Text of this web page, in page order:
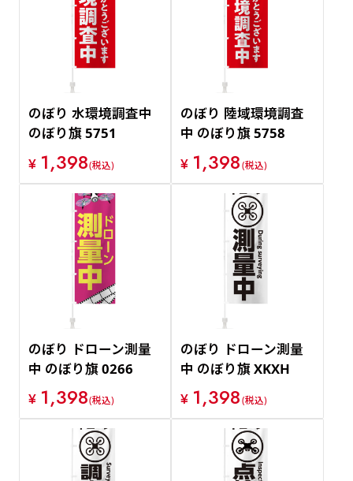
のぼり 水環境調査中
のぼり旗 5751
¥ 1,398(税込)
のぼり 陸域環境調査
中 のぼり旗 5758
¥ 1,398(税込)
のぼり ドローン測量
中 のぼり旗 0266
¥ 1,398(税込)
のぼり ドローン測量
中 のぼり旗 XKXH
¥ 1,398(税込)